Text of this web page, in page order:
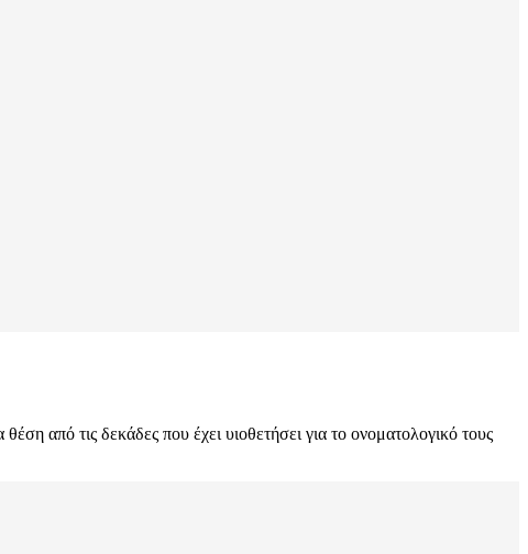
από τις δεκάδες που έχει υιοθετήσει για το ονοματολογικό τους